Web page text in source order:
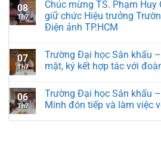
08
Th7
Chúc mừng TS. Phạm
giữ chức Hiệu trưởng
Điện ảnh TP.HCM
07
Th7
Trường Đại học Sân khấu
mặt, ký kết hợp tác với
06
Th7
Trường Đại học Sân khấu
Minh đón tiếp và làm việc